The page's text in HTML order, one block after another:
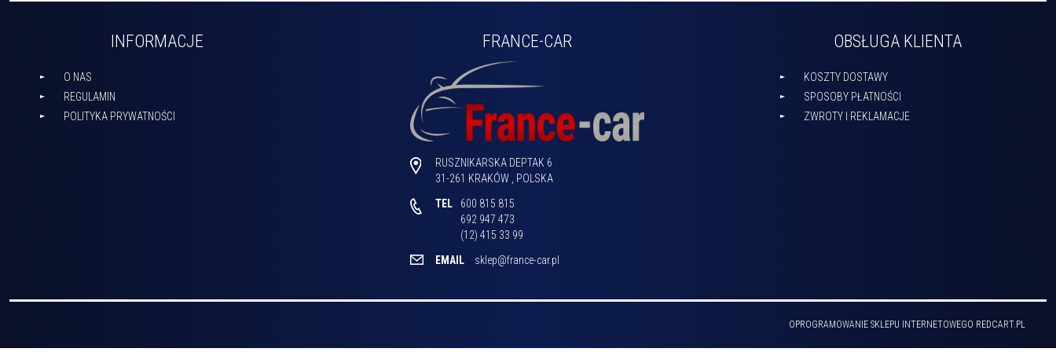
INFORMACJE
O NAS
REGULAMIN
POLITYKA PRYWATNOŚCI
FRANCE-CAR
RUSZNIKARSKA DEPTAK 6
31-261 KRAKÓW , POLSKA
TEL
600 815 815
692 947 473
(12) 415 33 99
EMAIL
sklep@france-car.pl
OBSŁUGA KLIENTA
KOSZTY DOSTAWY
SPOSOBY PŁATNOŚCI
ZWROTY I REKLAMACJE
OPROGRAMOWANIE SKLEPU INTERNETOWEGO REDCART.PL